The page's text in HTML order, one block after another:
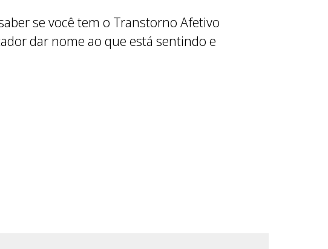
se você tem o Transtorno Afetivo
dar nome ao que está sentindo e